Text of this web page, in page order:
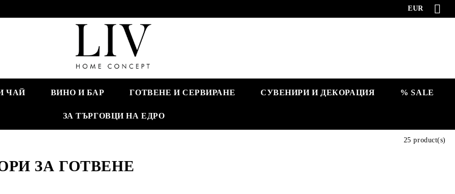
EUR
ЧАЙ ВИНО И БАР ГОТВЕНЕ И СЕРВИРАНЕ СУВЕНИРИ И ДЕКОРАЦИЯ % SALE
ЗА ТЪРГОВЦИ НА ЕДРО
ЗА ГОТВЕНЕ
25 product(s)